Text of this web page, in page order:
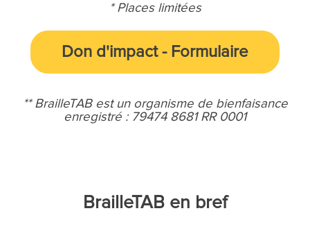
* Places limitées
Don d'impact - Formulaire
** BrailleTAB est un organisme de bienfaisance
enregistré : 79474 8681 RR 0001
BrailleTAB en bref